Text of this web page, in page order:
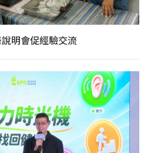
明會促經驗交流